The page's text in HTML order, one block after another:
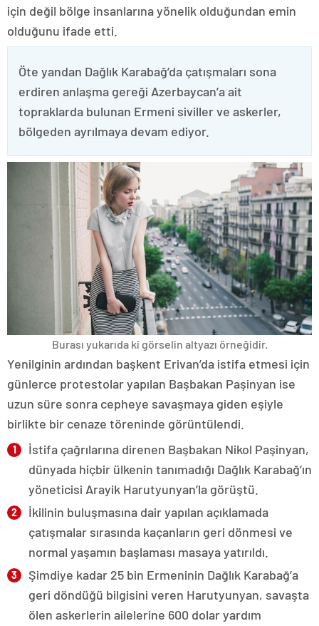
için değil bölge insanlarına yönelik olduğundan emin
olduğunu ifade etti.
Öte yandan Dağlık Karabağ’da çatışmaları sona
erdiren anlaşma gereği Azerbaycan’a ait
topraklarda bulunan Ermeni siviller ve askerler,
bölgeden ayrılmaya devam ediyor.
Burası yukarıda ki görselin altyazı örneğidir.
Yenilginin ardından başkent Erivan’da istifa etmesi için
günlerce protestolar yapılan Başbakan Paşinyan ise
uzun süre sonra cepheye savaşmaya giden eşiyle
birlikte bir cenaze töreninde görüntülendi.
İstifa çağrılarına direnen Başbakan Nikol Paşinyan,
dünyada hiçbir ülkenin tanımadığı Dağlık Karabağ’ın
yöneticisi Arayik Harutyunyan’la görüştü.
İkilinin buluşmasına dair yapılan açıklamada
çatışmalar sırasında kaçanların geri dönmesi ve
normal yaşamın başlaması masaya yatırıldı.
Şimdiye kadar 25 bin Ermeninin Dağlık Karabağ’a
geri döndüğü bilgisini veren Harutyunyan, savaşta
ölen askerlerin ailelerine 600 dolar yardım